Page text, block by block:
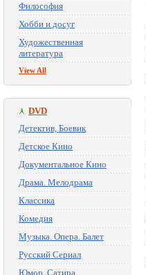
Философия
Хобби и досуг
Художественная
литература
View All
DVD
Детектив, Боевик
Детское Кино
Документальное Кино
Драма. Мелодрама
Классика
Комедия
Музыка. Опера. Балет
Русский Сериал
Юмор, Сатира